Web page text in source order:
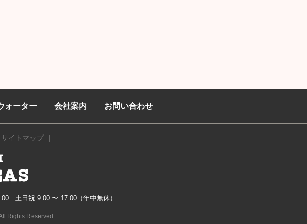
ォーター 会社案内 お問い合わせ
サイトマップ
土日祝 9:00 〜 17:00（年中無休）
Rights Reserved.